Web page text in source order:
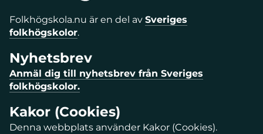
Folkhögskola.nu är en del av Sveriges
folkhögskolor.
Nyhetsbrev
Anmäl dig till nyhetsbrev från Sveriges
folkhögskolor.
Kakor (Cookies)
Denna webbplats använder Kakor (Cookies).